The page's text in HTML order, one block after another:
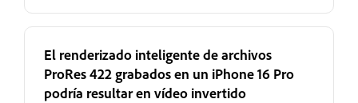
El renderizado inteligente de archivos
ProRes 422 grabados en un iPhone 16 Pro
podría resultar en vídeo invertido